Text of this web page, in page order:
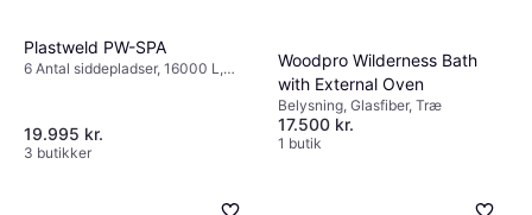
Plastweld PW-SPA
6 Antal siddepladser, 16000 L,
19.995 kr.
3 butikker
Woodpro Wilderness Bath
with External Oven
Belysning, Glasfiber, Træ
17.500 kr.
1 butik